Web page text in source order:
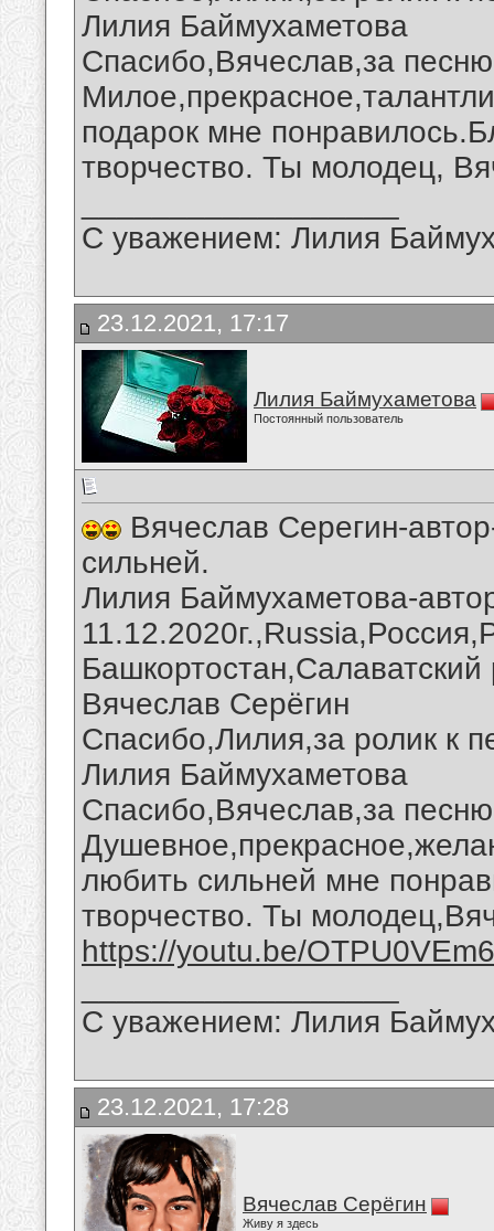
Лилия Баймухаметова
Спасибо,Вячеслав,за
подарок мне
творчество. Ты молодец,
С уважением: Лилия
23.12.2021, 17:17
Лилия Баймухаметова
Постоянный пользователь
Вячеслав Серегин-
сильней.
Лилия Баймухаметова-
Вячеслав Серёгин
Спасибо,Лилия,за ролик к
Лилия Баймухаметова
Спасибо,Вячеслав,за
любить сильней мне
творчество. Ты
https://youtu.be/
С уважением: Лилия
23.12.2021, 17:28
Вячеслав Серёгин
Живу я здесь